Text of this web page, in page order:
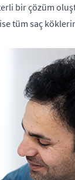
bir çözüm
tüm saç